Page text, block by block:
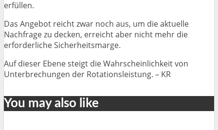
erfüllen.
Das Angebot reicht zwar noch aus, um die aktuelle
Nachfrage zu decken, erreicht aber nicht mehr die
erforderliche Sicherheitsmarge.
Auf dieser Ebene steigt die Wahrscheinlichkeit von
Unterbrechungen der Rotationsleistung. – KR
You may also like